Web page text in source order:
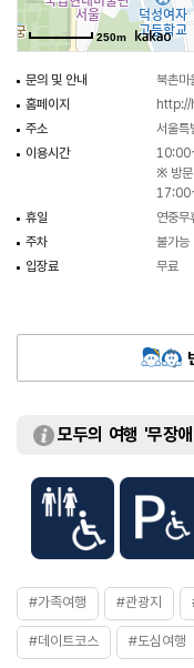
135번지의 한옥주거지들이
처마에 잇대어 함석 챙을 다는
적응하여 새로운 도시주택유
북촌 지역이 모두 한옥으로
급속하게 들어선 다세대가구
일부지역은 양호한 한옥들이
지붕처마를 잇대고 벽과 벽을
살았던 따뜻한 정과 살아갈 맛
처마선의 아름다운만큼이나
환경권이 침해받지 않도록 큰
북촌마을 방문 시 지켜야 할
- 단체관광객 방문 시 반드시
- 관광버스 불법주차 금지
- 무단 침입, 무단 촬영, 무단
- 마을 방문시간 준수
250m
문의 및 안내
북촌
홈페이지
주소
서울특
이용시간
※ 방문
휴일
연중무
주차
불가능
입장료
무료
모두의 여행 '무장
#가족여행 #관광지
#데이트코스 #도심여행